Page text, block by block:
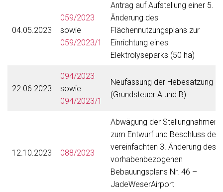
04.05.2023
059/2023
sowie
059/2023/1
Antrag auf Aufstellung einer 5.
Änderung des
Flächennutzungsplans zur
Einrichtung eines
Elektrolyseparks (50 ha)
22.06.2023
094/2023
sowie
094/2023/1
Neufassung der Hebesatzung
(Grundsteuer A und B)
12.10.2023 088/2023
Abwägung der Stellungnahmen
zum Entwurf und Beschluss der
vereinfachten 3. Änderung des
vorhabenbezogenen
Bebauungsplans Nr. 46 –
JadeWeserAirport